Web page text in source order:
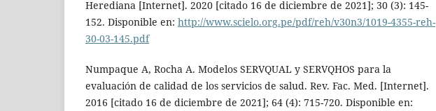
Herediana [Internet]. 2020 [citado 16 de diciembre de 2021]; 30 (3): 145-
152. Disponible en: http://www.scielo.org.pe/pdf/reh/v30n3/1019-4355-reh-
30-03-145.pdf
Numpaque A, Rocha A. Modelos SERVQUAL y SERVQHOS para la
evaluación de calidad de los servicios de salud. Rev. Fac. Med. [Internet].
2016 [citado 16 de diciembre de 2021]; 64 (4): 715-720. Disponible en: